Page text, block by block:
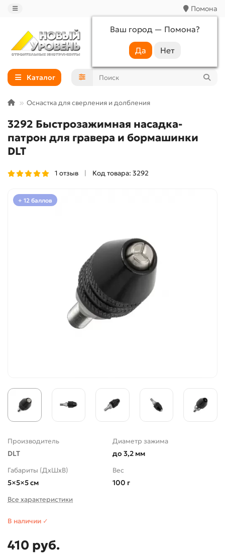
Помона
Ваш город — Помона?
+7 (988) 233-44-52
Каталог
Оснастка для сверления и долбления
3292 Быстрозажимная насадка-
патрон для гравера и бормашинки
DLT
1 отзыв Код товара: 3292
+ 12 баллов
Производитель
DLT
Диаметр зажима
до 3,2 мм
Габариты (ДхШхВ)
5×5×5 см
Вес
100 г
Все характеристики
В наличии ✓
410 руб.